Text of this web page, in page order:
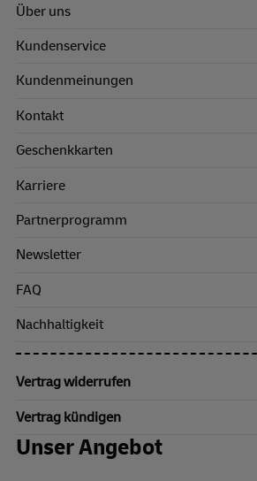
Über uns
Kundenservice
Kundenmeinungen
Kontakt
Geschenkkarten
Karriere
Partnerprogramm
Newsletter
FAQ
Nachhaltigkeit
Vertrag widerrufen
Vertrag kündigen
Unser Angebot